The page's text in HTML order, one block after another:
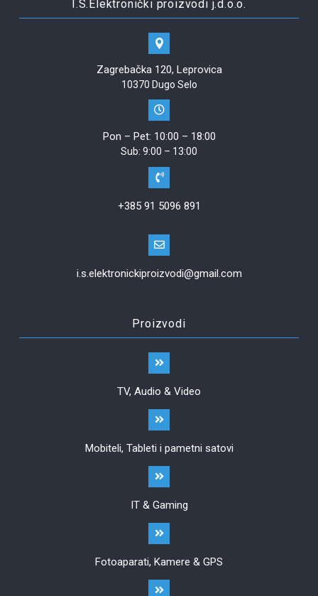
I.S.Elektronički proizvodi j.d.o.o.
Zagrebačka 120, Leprovica
10370 Dugo Selo
Pon – Pet: 10:00 – 18:00
Sub: 9:00 – 13:00
+385 91 5096 891
i.s.elektronickiproizvodi@gmail.com
Proizvodi
TV, Audio & Video
Mobiteli, Tableti i pametni satovi
IT & Gaming
Fotoaparati, Kamere & GPS